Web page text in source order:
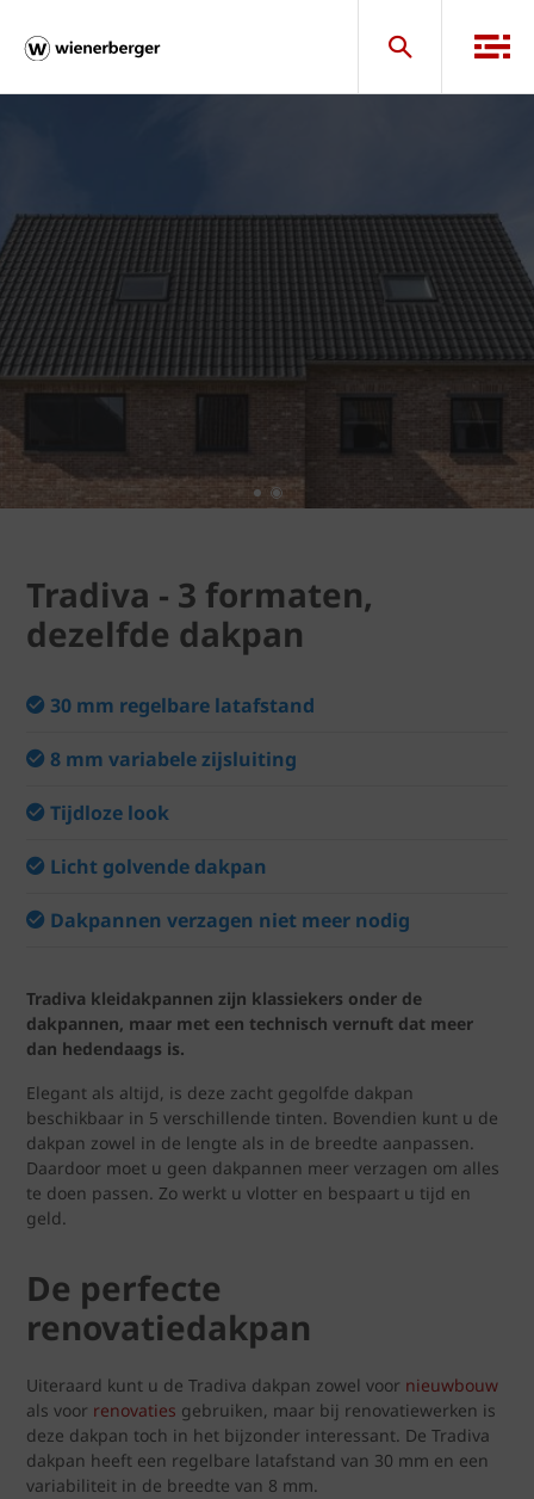
Tradiva - 3 formaten,
dezelfde dakpan
30 mm regelbare latafstand
8 mm variabele zijsluiting
Tijdloze look
Licht golvende dakpan
Dakpannen verzagen niet meer nodig
Tradiva kleidakpannen zijn klassiekers onder de
dakpannen, maar met een technisch vernuft dat meer
dan hedendaags is.
Elegant als altijd, is deze zacht gegolfde dakpan
beschikbaar in 5 verschillende tinten. Bovendien kunt u de
dakpan zowel in de lengte als in de breedte aanpassen.
Daardoor moet u geen dakpannen meer verzagen om alles
te doen passen. Zo werkt u vlotter en bespaart u tijd en
geld.
De perfecte
renovatiedakpan
Uiteraard kunt u de Tradiva dakpan zowel voor nieuwbouw
als voor renovaties gebruiken, maar bij renovatiewerken is
deze dakpan toch in het bijzonder interessant. De Tradiva
dakpan heeft een regelbare latafstand van 30 mm en een
variabiliteit in de breedte van 8 mm.